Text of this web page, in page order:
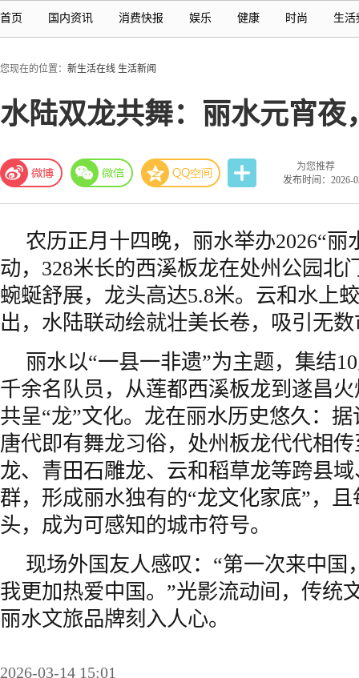
首页 国内资讯 消费快报 娱乐 健康 时尚 生活
您现在的位置： 新生活在线 生活新闻
水陆双龙共舞：丽水元宵夜
为您推荐
发布时间：2026-
农历正月十四晚，丽水举办2026“丽
动，328米长的西溪板龙在处州公园北
蜿蜒舒展，龙头高达5.8米。云和水上
出，水陆联动绘就壮美长卷，吸引无
丽水以“一县一非遗”为主题，集结
千余名队员，从莲都西溪板龙到遂昌
共呈“龙”文化。龙在丽水历史悠久：
唐代即有舞龙习俗，处州板龙代代相
龙、青田石雕龙、云和稻草龙等跨县
群，形成丽水独有的“龙文化家底”，
头，成为可感知的城市符号。
现场外国友人感叹：“第一次来中国
我更加热爱中国。”光影流动间，传统
丽水文旅品牌刻入人心。
2026-03-14 15:01